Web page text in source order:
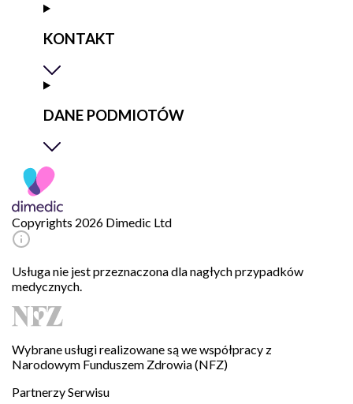
KONTAKT
DANE PODMIOTÓW
Copyrights 2026 Dimedic Ltd
Usługa nie jest przeznaczona dla nagłych przypadków
medycznych.
Wybrane usługi realizowane są we współpracy z
Narodowym Funduszem Zdrowia (NFZ)
Partnerzy Serwisu